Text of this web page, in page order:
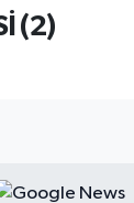
(2)